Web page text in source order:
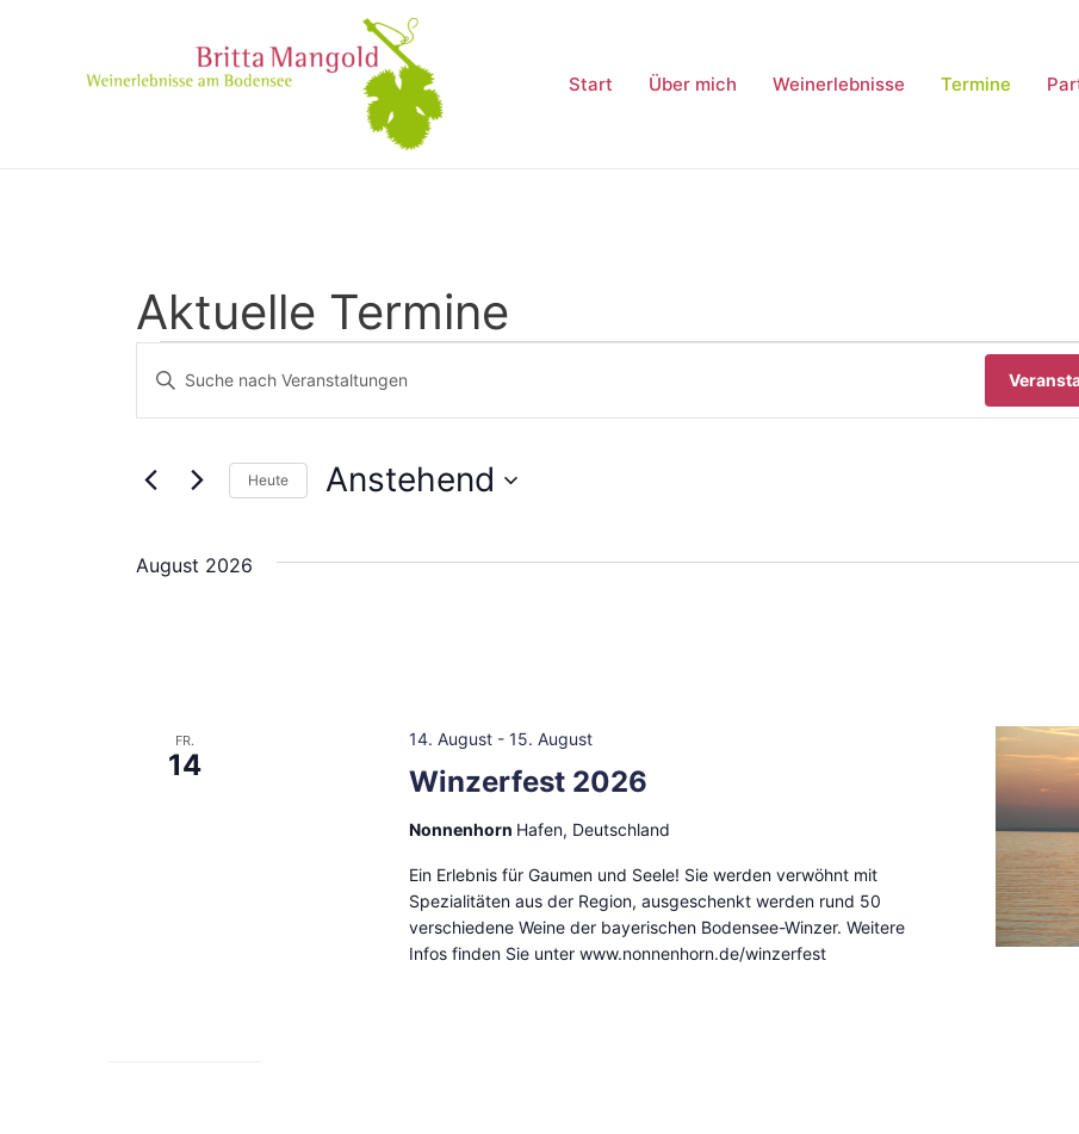
Start Über mich Weinerlebnisse Termine
Aktuelle Termine
Veranstaltungen
Suche
Ansichten,
Navigation
Bitte
Suche
Schlüsselwort.
Heute Anstehend
August 2026
FR.
14 Winzerfest 2026
14. August -15. August
Nonnenhorn Hafen, Deutschland
Ein Erlebnis für Gaumen und Seele! Sie werden verwöhnt mit
Spezialitäten aus der Region, ausgeschenkt werden rund 50
verschiedene Weine der bayerischen Bodensee-Winzer. Weitere
Infos finden Sie unter www.nonnenhorn.de/winzerfest